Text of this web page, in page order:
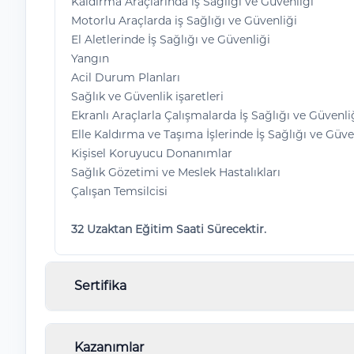
Motorlu Araçlarda iş Sağlığı ve Güvenliği
El Aletlerinde İş Sağlığı ve Güvenliği
Yangın
Acil Durum Planları
Sağlık ve Güvenlik işaretleri
Ekranlı Araçlarla Çalışmalarda İş Sağlığı ve
Elle Kaldırma ve Taşıma İşlerinde İş Sağlığı ve
Kişisel Koruyucu Donanımlar
Sağlık Gözetimi ve Meslek Hastalıkları
Çalışan Temsilcisi
32 Uzaktan Eğitim Saati Sürecektir.
Sertifika
Örneği verilen belgede ''Örnek'' olarak bildirilen
Kazanımlar